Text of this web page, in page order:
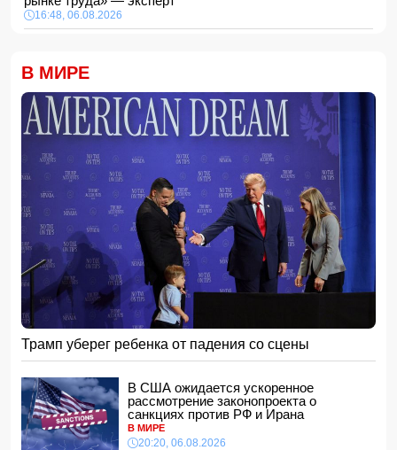
16:48, 06.08.2026
16:28, 06.08.2026
Гави покрасил волосы в розовый цвет в честь победы
Испании на ЧМ-2026
16:16, 06.08.2026
США сняли санкции с авиакомпании, обвинявшейся в
перевозке оружия для КСИР
16:00, 06.08.2026
Администрация Трампа вернула импортерам около 100
млрд долларов ранее собранных пошлин
15:48, 06.08.2026
В Японии заявили о запуске КНДР баллистической
ракеты
15:28, 06.08.2026
За месяц пограничники задержали 330 разыскиваемых
лиц
15:08, 06.08.2026
Конфликт из-за бабушки: в Шамахинском районе пастух
избил жену
15:00, 06.08.2026
Обнаружены признаки существования древних океанов
на Венере
14:48, 06.08.2026
В МИРЕ
Трамп уберег ребенка от падения со сцены
В США ожидается ускоренное
рассмотрение законопроекта о
санкциях против РФ и Ирана
В МИРЕ
20:20, 06.08.2026